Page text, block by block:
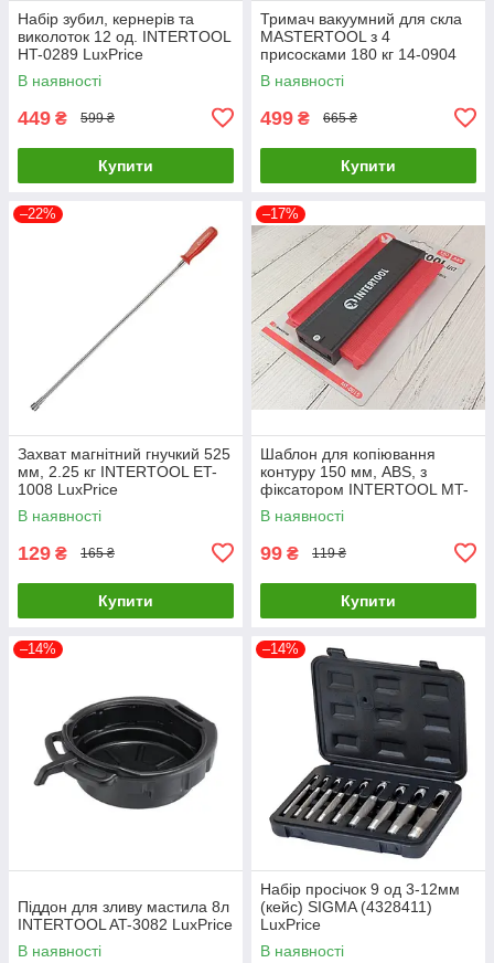
Набір зубил, кернерів та
виколоток 12 од. INTERTOOL
HT-0289 LuxPrice
В наявності
449 ₴ 599 ₴
Купити
Тримач вакуумний для скла
MASTERTOOL з 4
присосками 180 кг 14-0904
LuxPrice
В наявності
499 ₴ 665 ₴
Купити
–22%
Захват магнітний гнучкий 525
мм, 2.25 кг INTERTOOL ET-
1008 LuxPrice
В наявності
129 ₴ 165 ₴
Купити
–17%
Шаблон для копіювання
контуру 150 мм, ABS, з
фіксатором INTERTOOL MT-
0015 LuxPrice
В наявності
99 ₴ 119 ₴
Купити
–14%
Піддон для зливу мастила 8л
INTERTOOL AT-3082 LuxPrice
В наявності
–14%
Набір просічок 9 од 3-12мм
(кейс) SIGMA (4328411)
LuxPrice
В наявності